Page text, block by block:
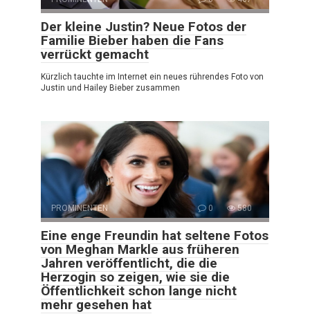
Der kleine Justin? Neue Fotos der
Familie Bieber haben die Fans
verrückt gemacht
Kürzlich tauchte im Internet ein neues rührendes Foto von
Justin und Hailey Bieber zusammen
PROMINENTEN 0 580
Eine enge Freundin hat seltene Fotos
von Meghan Markle aus früheren
Jahren veröffentlicht, die die
Herzogin so zeigen, wie sie die
Öffentlichkeit schon lange nicht
mehr gesehen hat